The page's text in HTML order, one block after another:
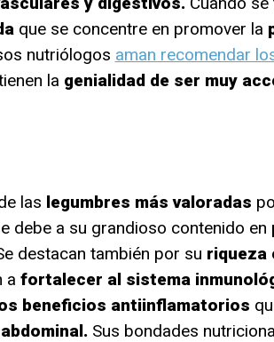
que se concentre en promover la
nutriólogos aman recomendar
la genialidad de ser muy
las legumbres más valoradas
debe a su grandioso contenido en
destacan también por su riqueza
a fortalecer al sistema
beneficios antiinflamatorios
Sus bondades